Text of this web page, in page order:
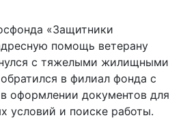
«Защитники
помощь ветерану
с тяжелыми жилищными
в филиал фонда с
оформлении документов для
условий и поиске работы.